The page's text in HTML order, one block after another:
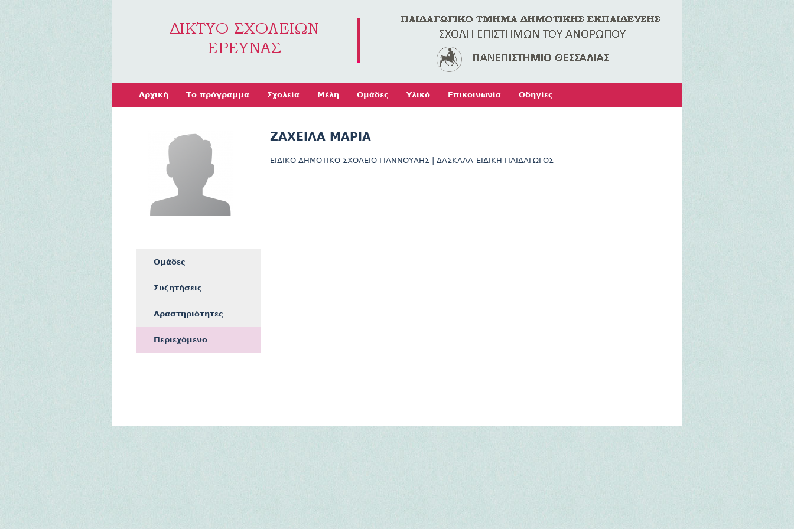
Αρχική Το πρόγραμμα Σχολεία Μέλη Ομάδες Υλικό Επικοινωνία Οδηγίες
ΖΑΧΕΙΛΑ ΜΑΡΙΑ
ΕΙΔΙΚΟ ΔΗΜΟΤΙΚΟ ΣΧΟΛΕΙΟ ΓΙΑΝΝΟΥΛΗΣ |ΔΑΣΚΑΛΑ-ΕΙΔΙΚΗ ΠΑΙΔΑΓΩΓΟΣ
Ομάδες
Συζητήσεις
Δραστηριότητες
Περιεχόμενο